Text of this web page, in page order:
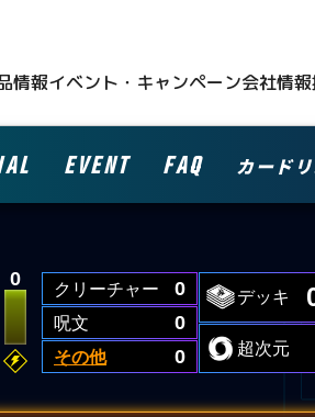
情報イベント・キャンペーン会社情報
EVENT FAQ カード
0 クリーチャー
0
呪文
0
その他
0
デッキ
超次元